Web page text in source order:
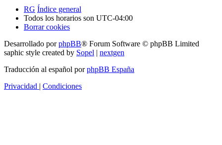
RG Índice general
Todos los horarios son UTC-04:00
Borrar cookies
Desarrollado porphpBB® Forum Software © phpBB Limited
saphic style created by Sopel | nextgen
Traducción al español porphpBB España
Privacidad | Condiciones